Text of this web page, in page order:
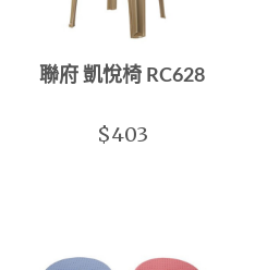
聯府 凱悅椅 RC628
$403